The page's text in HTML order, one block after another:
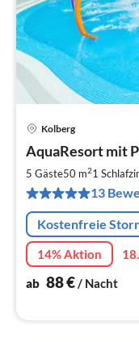
Kolberg
AquaResort mit
5 Gäste50 m21
13
Kostenfreie
14% Aktion
ab 88€/ Nacht